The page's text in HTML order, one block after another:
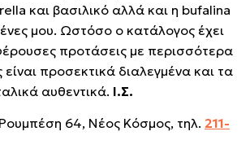
και βασιλικό αλλά και η bufalina
μου. Ωστόσο ο κατάλογος έχει
προτάσεις με περισσότερα
προσεκτικά διαλεγμένα και τα
αυθεντικά. Ι.Σ.
64, Νέος Κόσμος, τηλ. 211-